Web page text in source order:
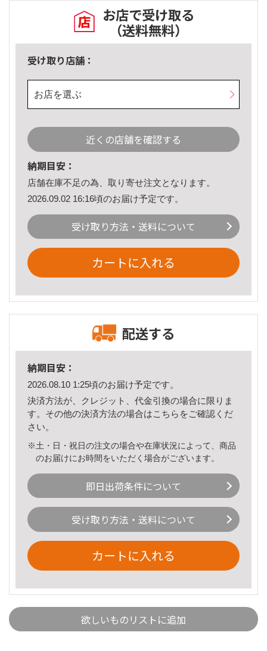
お店で受け取る
（送料無料）
受け取り店舗：
お店を選ぶ
近くの店舗を確認する
納期目安：
店舗在庫不足の為、取り寄せ注文となります。
2026.09.02 16:16頃のお届け予定です。
受け取り方法・送料について
カートに入れる
配送する
納期目安：
2026.08.10 1:25頃のお届け予定です。
決済方法が、クレジット、代金引換の場合に限りま
す。その他の決済方法の場合はこちら をご確認くだ
さい。
※土・日・祝日の注文の場合や在庫状況によって、商品
のお届けにお時間をいただく場合がございます。
即日出荷条件について
受け取り方法・送料について
カートに入れる
欲しいものリストに追加